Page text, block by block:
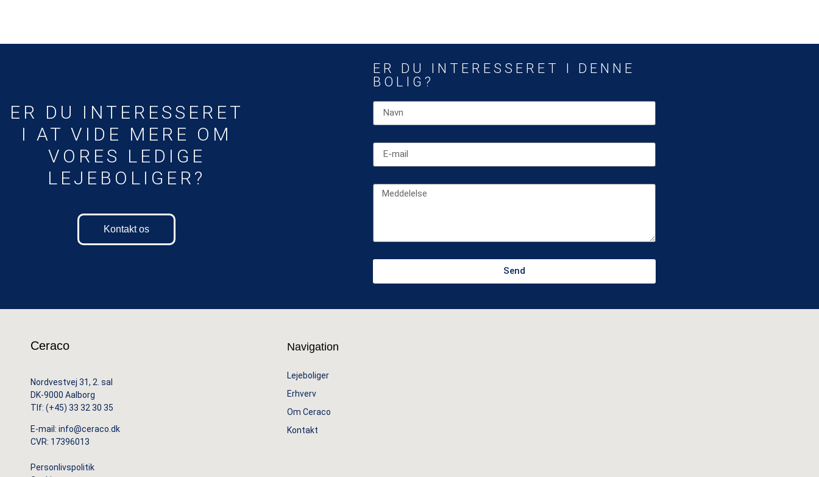
ER DU INTERESSERET
I AT VIDE MERE OM
VORES LEDIGE
LEJEBOLIGER?
Kontakt os
ER DU INTERESSERET I DENNE
BOLIG?
Send
Ceraco
Nordvestvej 31, 2. sal
DK-9000 Aalborg
Tlf: (+45) 33 32 30 35
E-mail: info@ceraco.dk
CVR: 17396013
Personlivspolitik
Navigation
Lejeboliger
Erhverv
Om Ceraco
Kontakt